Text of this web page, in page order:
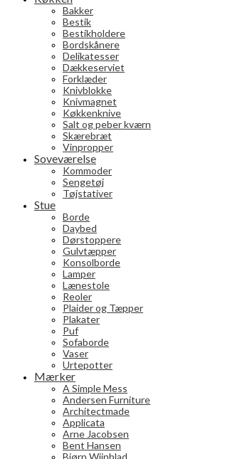
Bakker
Bestik
Bestikholdere
Bordskånere
Delikatesser
Dækkeserviet
Forklæder
Knivblokke
Knivmagnet
Køkkenknive
Salt og peber kværn
Skærebræt
Vinpropper
Soveværelse
Kommoder
Sengetøj
Tøjstativer
Stue
Borde
Daybed
Dørstoppere
Gulvtæpper
Konsolborde
Lamper
Lænestole
Reoler
Plaider og Tæpper
Plakater
Puf
Sofaborde
Vaser
Urtepotter
Mærker
A Simple Mess
Andersen Furniture
Architectmade
Applicata
Arne Jacobsen
Bent Hansen
Bjørn Wiinblad